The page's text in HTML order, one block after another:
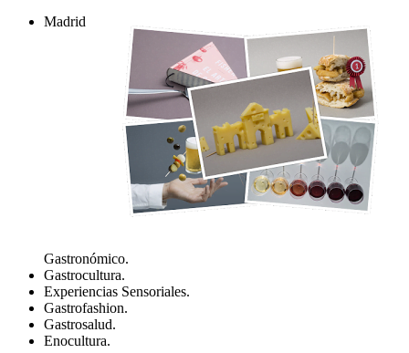
Madrid
Gastronómico.
Gastrocultura.
Experiencias Sensoriales.
Gastrofashion.
Gastrosalud.
Enocultura.